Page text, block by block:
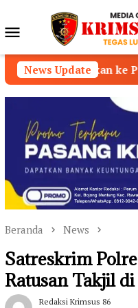
konten Menu
Mobile
News Update
ke Polisi, Abdul Rokib
Beranda News
Satreskrim
Ratusan Takjil
Redaksi Krimsus 86